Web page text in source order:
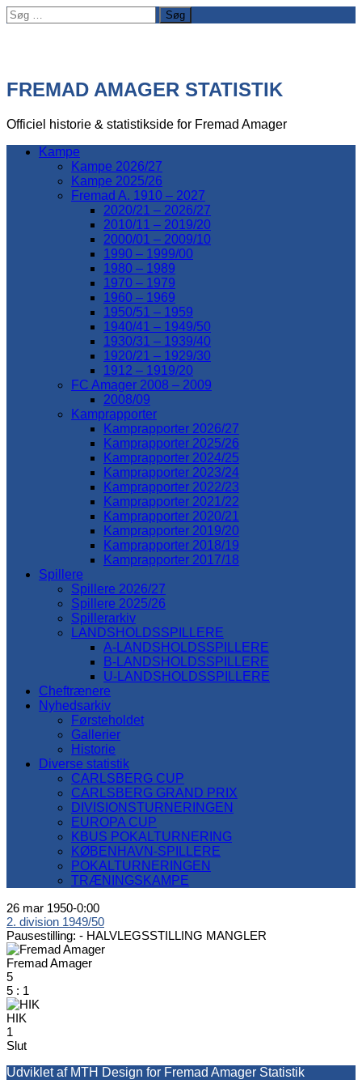
Søg
efter:
FREMAD AMAGER STATISTIK
Officiel historie & statistikside for Fremad Amager
Kampe
Kampe 2026/27
Kampe 2025/26
Fremad A. 1910 – 2027
2020/21 – 2026/27
2010/11 – 2019/20
2000/01 – 2009/10
1990 – 1999/00
1980 – 1989
1970 – 1979
1960 – 1969
1950/51 – 1959
1940/41 – 1949/50
1930/31 – 1939/40
1920/21 – 1929/30
1912 – 1919/20
FC Amager 2008 – 2009
2008/09
Kamprapporter
Kamprapporter 2026/27
Kamprapporter 2025/26
Kamprapporter 2024/25
Kamprapporter 2023/24
Kamprapporter 2022/23
Kamprapporter 2021/22
Kamprapporter 2020/21
Kamprapporter 2019/20
Kamprapporter 2018/19
Kamprapporter 2017/18
Spillere
Spillere 2026/27
Spillere 2025/26
Spillerarkiv
LANDSHOLDSSPILLERE
A-LANDSHOLDSSPILLERE
B-LANDSHOLDSSPILLERE
U-LANDSHOLDSSPILLERE
Cheftrænere
Nyhedsarkiv
Førsteholdet
Gallerier
Historie
Diverse statistik
CARLSBERG CUP
CARLSBERG GRAND PRIX
DIVISIONSTURNERINGEN
EUROPA CUP
KBUS POKALTURNERING
KØBENHAVN-SPILLERE
POKALTURNERINGEN
TRÆNINGSKAMPE
26 mar 1950-0:00
2. division 1949/50
Pausestilling: - HALVLEGSSTILLING MANGLER
Fremad Amager
5
5 : 1
HIK
1
Slut
Udviklet af MTH Design for Fremad Amager Statistik